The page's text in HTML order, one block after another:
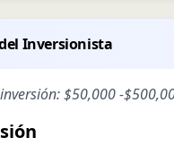
Inversionista
$50,000-